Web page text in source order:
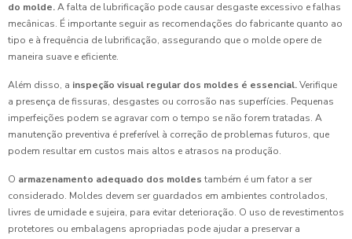
do molde.A falta de lubrificação pode causar desgaste excessivo e falhas
mecânicas. É importante seguir as recomendações do fabricante quanto ao
tipo e à frequência de lubrificação, assegurando que o molde opere de
maneira suave e eficiente.
Além disso, a inspeção visual regular dos moldes é essencial.Verifique
a presença de fissuras, desgastes ou corrosão nas superfícies. Pequenas
imperfeições podem se agravar com o tempo se não forem tratadas. A
manutenção preventiva é preferível à correção de problemas futuros, que
podem resultar em custos mais altos e atrasos na produção.
O armazenamento adequado dos moldes também é um fator a ser
considerado. Moldes devem ser guardados em ambientes controlados,
livres de umidade e sujeira, para evitar deterioração. O uso de revestimentos
protetores ou embalagens apropriadas pode ajudar a preservar a